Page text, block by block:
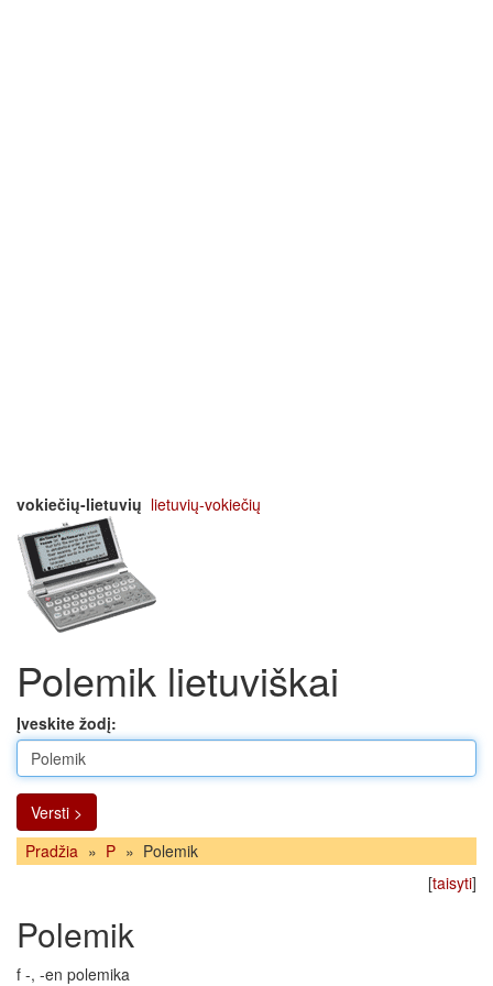
vokiečių-lietuvių lietuvių-vokiečių
Polemik lietuviškai
Įveskite žodį:
Versti >
Pradžia » P » Polemik
[taisyti]
Polemik
f -, -en polemika